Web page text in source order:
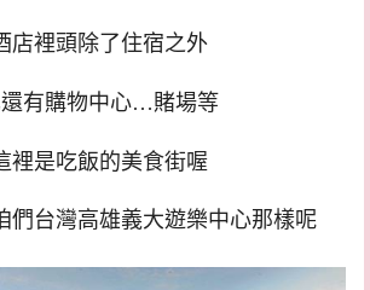
店裡頭除了住宿之外
有購物中心…賭場等
裡是吃飯的美食街喔
們台灣高雄義大遊樂中心那樣呢